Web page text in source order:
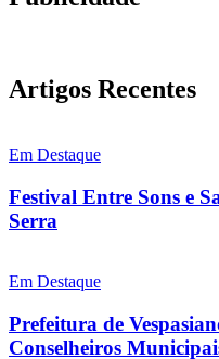
Artigos Recentes
Em Destaque
Festival Entre Sons e
Serra
Em Destaque
Prefeitura de
Conselheiros